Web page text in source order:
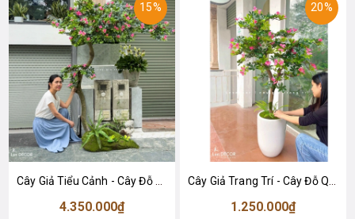
15%
Cây Giả Tiểu Cảnh - Cây Đỗ Quyên Dáng Huyền Trang Trí Tiểu Cảnh Ấn Tượng (200cm)- CC1090
4.350.000₫
20%
Cây Giả Trang Trí - Cây Đỗ Quyên Giả Decor Không Gian (140cm)- CC1051
1.250.000₫